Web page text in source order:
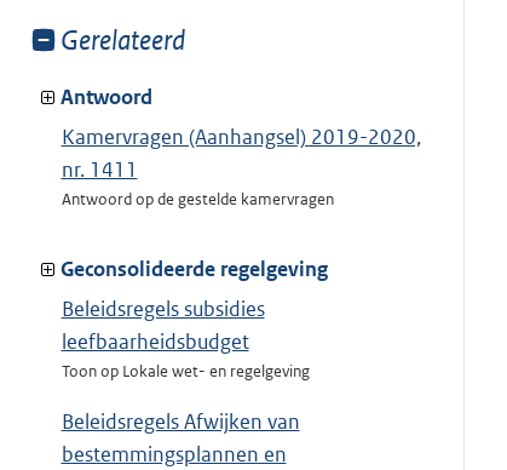
Toon
van:
Gerelateerd
Antwoord
Kamervragen (Aanhangsel) 2019-2020,
nr. 1411
Antwoord op de gestelde kamervragen
Geconsolideerde regelgeving
Beleidsregels subsidies
leefbaarheidsbudget
Toon op Lokale wet- en regelgeving
Beleidsregels Afwijken van
bestemmingsplannen en